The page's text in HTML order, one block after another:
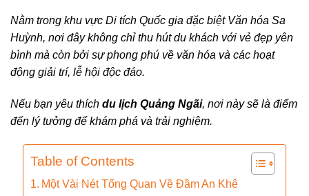
Nằm trong khu vực Di tích Quốc gia đặc biệt Văn hóa Sa
Huỳnh, nơi đây không chỉ thu hút du khách với vẻ đẹp yên
bình mà còn bởi sự phong phú về văn hóa và các hoạt
động giải trí, lễ hội độc đáo.
Nếu bạn yêu thích du lịch Quảng Ngãi, nơi này sẽ là điểm
đến lý tưởng để khám phá và trải nghiệm.
Table of Contents
Một Vài Nét Tổng Quan Về Đầm An Khê